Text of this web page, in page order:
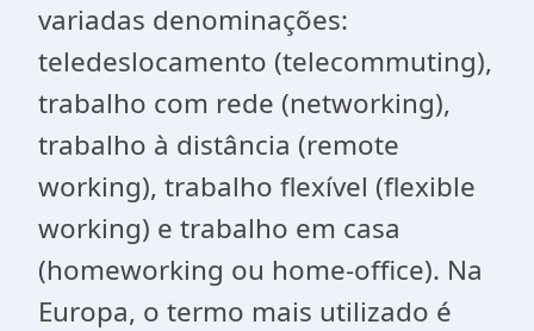
variadas denominações:
teledeslocamento (telecommuting),
trabalho com rede (networking),
trabalho à distância (remote
working), trabalho flexível (flexible
working) e trabalho em casa
(homeworking ou home-office). Na
Europa, o termo mais utilizado é